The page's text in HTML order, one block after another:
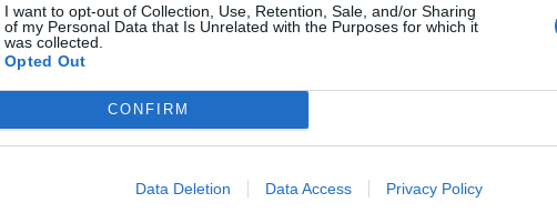
I want to opt-out of Collection, Use, Retention, Sale, and/or Sharing
of my Personal Data that Is Unrelated with the Purposes for which it
was collected.
Opted Out
CONFIRM
Data Deletion Data Access Privacy Policy